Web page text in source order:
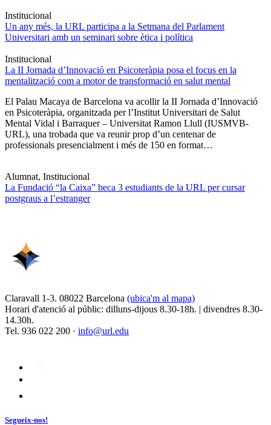
Institucional
Un any més, la URL participa a la Setmana del Parlament
Universitari amb un seminari sobre ètica i política
Institucional
La II Jornada d’Innovació en Psicoteràpia posa el focus en la
mentalització com a motor de transformació en salut mental
El Palau Macaya de Barcelona va acollir la II Jornada d’Innovació
en Psicoteràpia, organitzada per l’Institut Universitari de Salut
Mental Vidal i Barraquer – Universitat Ramon Llull (IUSMVB-
URL), una trobada que va reunir prop d’un centenar de
professionals presencialment i més de 150 en format…
Alumnat, Institucional
La Fundació “la Caixa” beca 3 estudiants de la URL per cursar
postgraus a l’estranger
Claravall 1-3. 08022 Barcelona (ubica'm al mapa)
Horari d'atenció al públic: dilluns-dijous 8.30-18h. | divendres 8.30-
14.30h.
Tel. 936 022 200 · info@url.edu
Segueix-nos!